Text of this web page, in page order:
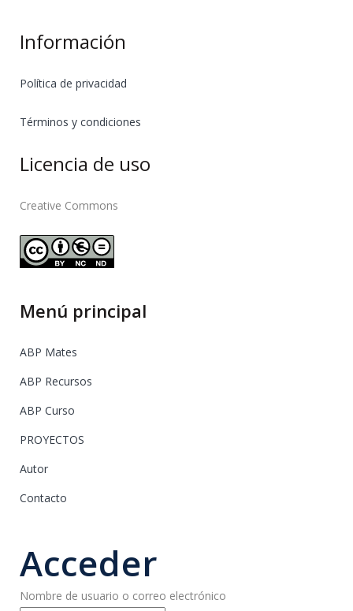
Información
Política de privacidad
Términos y condiciones
Licencia de uso
Creative Commons
Menú principal
ABP Mates
ABP Recursos
ABP Curso
PROYECTOS
Autor
Contacto
Acceder
Nombre de usuario o correo electrónico